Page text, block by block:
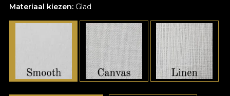
Materiaal kiezen: Glad